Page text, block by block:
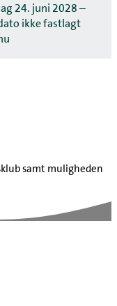
24. juni 2028 –
ikke fastlagt
samt muligheden